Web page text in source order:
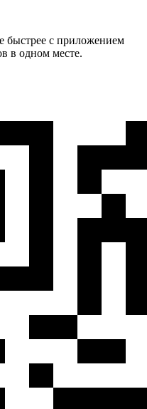
быстрее с приложением
в одном месте.